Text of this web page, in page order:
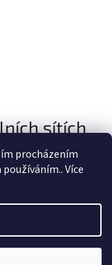
procházením
Více
sítích